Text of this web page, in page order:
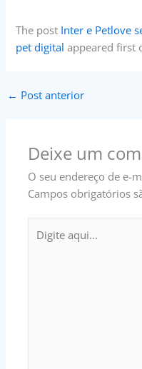
The post Inter e Petlove
pet digital appeared first
← Post anterior
Deixe um
O seu endereço de e-
Campos obrigatórios
aqui...